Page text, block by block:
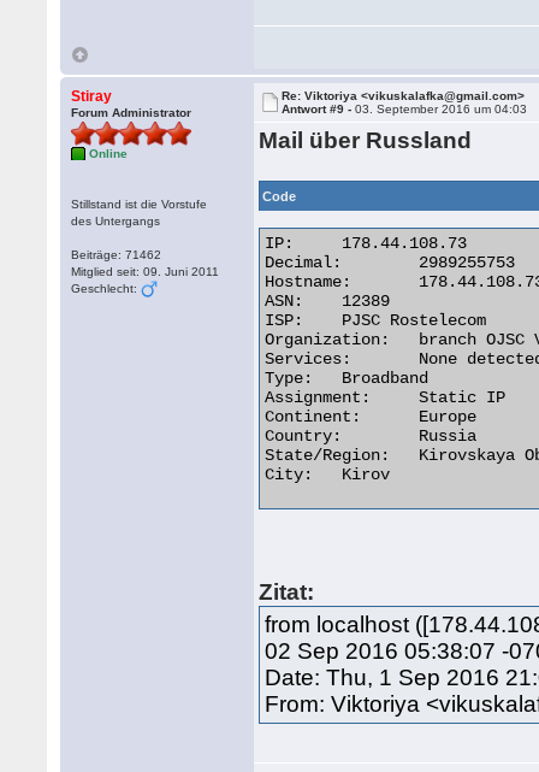
Stiray
Forum Administrator
Online
Stillstand ist die Vorstufe
des Untergangs
Beiträge: 71462
Mitglied seit: 09. Juni 2011
Geschlecht:
Re: Viktoriya <vikuskalafka@gmail.com>
Antwort #9 -03. September 2016 um 04:03
Mail über Russland
Code
IP:	178.44.108.73
Decimal:	2989255753
Hostname:	178.44.108.73
ASN:	12389
ISP:	PJSC Rostelecom
Organization:	branch OJSC Volgatelecom in the Kirov region
Services:	None detected
Type:	Broadband
Assignment:	Static IP
Continent:	Europe
Country:	Russia
State/Region:	Kirovskaya Oblast'
City:	Kirov
Zitat:
from localhost
02 Sep 2016 05:38:07 -
Date: Thu, 1 Sep 2016
From: Viktoriya